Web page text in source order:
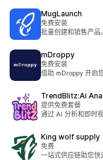
MugLaunch
免费安装
批量创建和销售产品
mDroppy
免费安装
借助 mDroppy 开启
TrendBlitz:Ai
提供免费套餐
通过 AI 分析和即时
King wolf supply
免费
一站式供应链助您快